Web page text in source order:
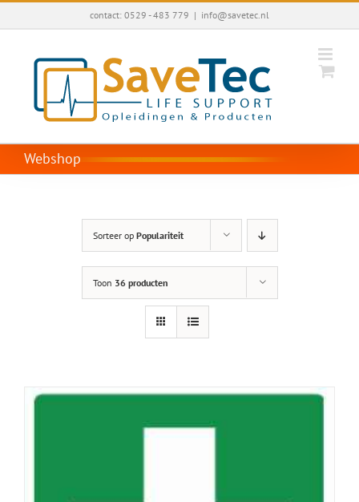
Ga
contact: 0529 - 483 779 | info@savetec.nl
Webshop
Sorteer op Populariteit
Toon 36 producten